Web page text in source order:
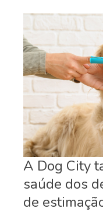
A Dog City
saúde dos
de